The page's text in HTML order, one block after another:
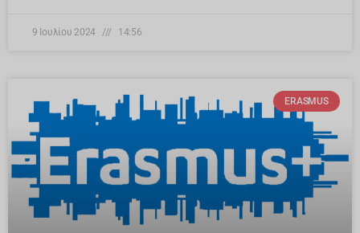
9 Ιουλίου 2024 14:56
ERASMUS